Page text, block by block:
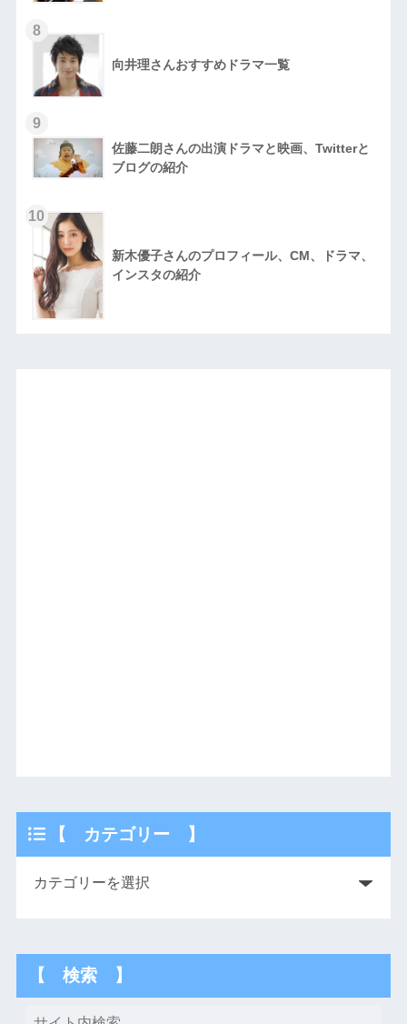
8
向井理さんおすすめドラマ一覧
9
佐藤二朗さんの出演ドラマと映画、Twitterと
ブログの紹介
10
新木優子さんのプロフィール、CM、ドラマ、
インスタの紹介
【 カテゴリー 】
【 検索 】